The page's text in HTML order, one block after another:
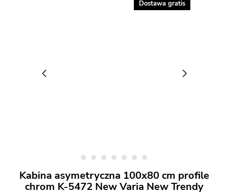
Dostawa gratis
Kabina asymetryczna 100x80 cm profile
chrom K-5472 New Varia New Trendy